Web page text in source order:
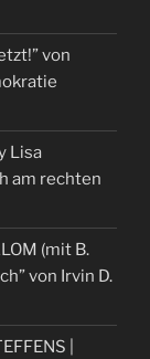
von
Lisa
am rechten
(mit B.
von Irvin D.
|